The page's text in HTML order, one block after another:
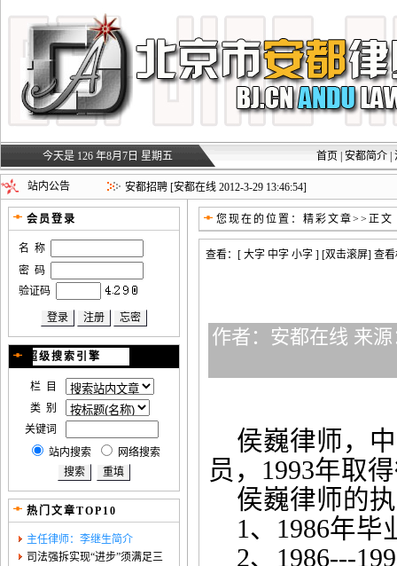
今天是 126 年8月7日 星期五 首页 安都简介
站内公告
安都招聘 [安都在线 2012-3-29 13:40:06]
安都招聘 [安都在线 2012-3-29 13:46:54]
会员登录
名 称
密 码
验证码
超级搜索引擎
栏 目
类 别
关键词
站内搜索
网络搜索
热门文章TOP10
主任律师：李继生简介
司法强拆实现“进步”须满足三
您现在的位置：精彩文章>>正文
查看：[大字 中字 小字 ] [双击滚屏] 查
作者：安都在线 来
侯巍律师，
员， 1993年取
侯巍律师的
1、 1986年毕
2、 1986---